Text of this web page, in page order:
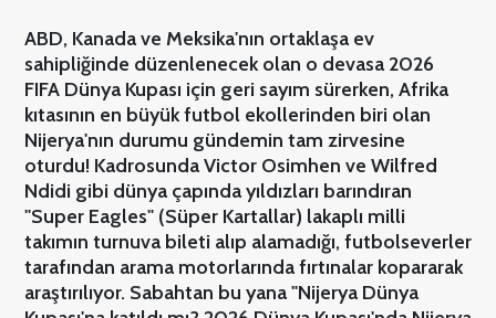
ABD, Kanada ve Meksika'nın ortaklaşa ev
sahipliğinde düzenlenecek olan o devasa 2026
FIFA Dünya Kupası için geri sayım sürerken, Afrika
kıtasının en büyük futbol ekollerinden biri olan
Nijerya'nın durumu gündemin tam zirvesine
oturdu! Kadrosunda Victor Osimhen ve Wilfred
Ndidi gibi dünya çapında yıldızları barındıran
"Super Eagles" (Süper Kartallar) lakaplı milli
takımın turnuva bileti alıp alamadığı, futbolseverler
tarafından arama motorlarında fırtınalar kopararak
araştırılıyor. Sabahtan bu yana "Nijerya Dünya